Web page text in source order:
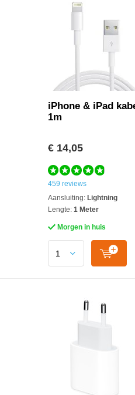
iPhone & iPad
1m
€ 14,05
459 reviews
Aansluiting:Lightning
Lengte:1 Meter
Morgen in huis